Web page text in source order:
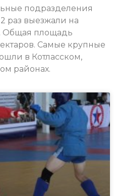
подразделения
раз выезжали на
Общая площадь
Самые крупные
в Котласском,
районах.